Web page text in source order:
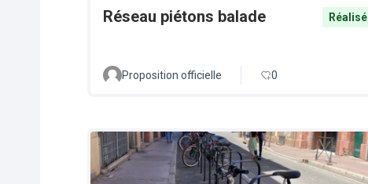
Réseau piétons balade Réalisé
Proposition officielle 0